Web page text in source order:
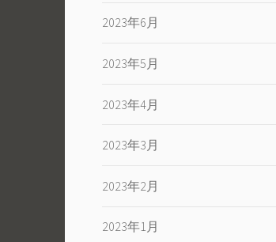
2023年6月
2023年5月
2023年4月
2023年3月
2023年2月
2023年1月